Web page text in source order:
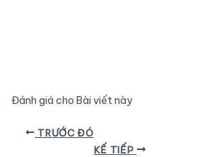
Đánh giá cho Bài viết này
Điều TRƯỚC ĐÓ
KẾ TIẾP